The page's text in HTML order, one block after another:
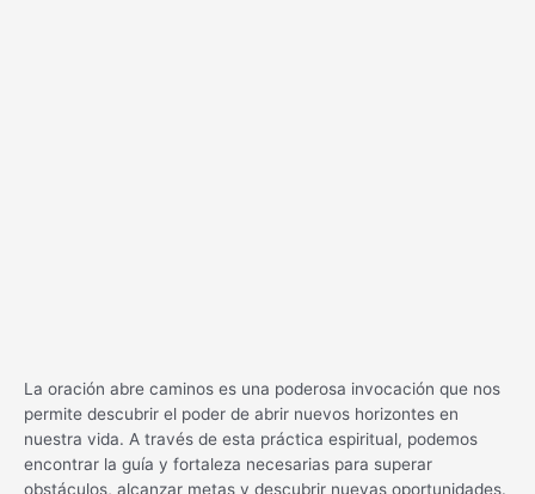
La oración abre caminos es una poderosa invocación que nos
permite descubrir el poder de abrir nuevos horizontes en
nuestra vida. A través de esta práctica espiritual, podemos
encontrar la guía y fortaleza necesarias para superar
obstáculos, alcanzar metas y descubrir nuevas oportunidades.